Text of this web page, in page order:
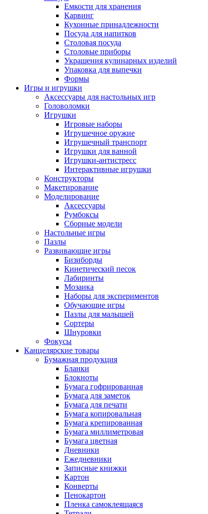
Емкости для хранения
Карвинг
Кухонные принадлежности
Посуда для напитков
Столовая посуда
Столовые приборы
Украшения кулинарных изделий
Упаковка для выпечки
Формы
Игры и игрушки
Аксессуары для настольных игр
Головоломки
Игрушки
Игровые наборы
Игрушечное оружие
Игрушечный транспорт
Игрушки для ванной
Игрушки-антистресс
Интерактивные игрушки
Конструкторы
Макетирование
Моделирование
Аксессуары
Румбоксы
Сборные модели
Настольные игры
Пазлы
Развивающие игры
Бизиборды
Кинетический песок
Лабиринты
Мозаика
Наборы для экспериментов
Обучающие игры
Пазлы для малышей
Сортеры
Шнуровки
Фокусы
Канцелярские товары
Бумажная продукция
Бланки
Блокноты
Бумага гофрированная
Бумага для заметок
Бумага для печати
Бумага копировальная
Бумага крепированная
Бумага миллиметровая
Бумага цветная
Дневники
Ежедневники
Записные книжки
Картон
Конверты
Пенокартон
Пленка самоклеящаяся